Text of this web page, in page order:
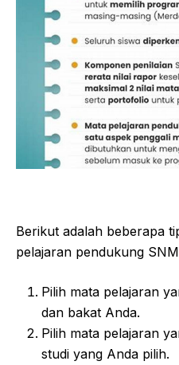
Berikut adalah beberapa
pelajaran pendukung
Pilih mata pelajaran
dan bakat Anda.
Pilih mata pelajaran
studi yang Anda pilih.